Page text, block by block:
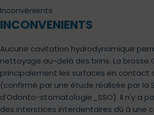
Inconvénients
INCONVENIENTS
Aucune cavitation hydrodynamique
nettoyage au-delà des brins. La brosse
principalement les surfaces en contact
(confirmé par une étude réalisée par la
d'Odonto-stomatologie_SSO). Il n'y a
des interstices interdentaires dû à une